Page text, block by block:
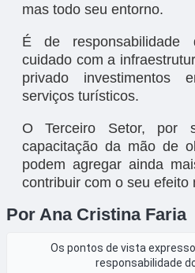
mas todo seu entorno.
É de
cuidado com a
privado investimentos
serviços turísticos.
O Terceiro Setor, por
capacitação da mão de
podem agregar ainda
contribuir com o seu efeito
Por Ana Cristina Faria
Os pontos de vista
responsabilidade